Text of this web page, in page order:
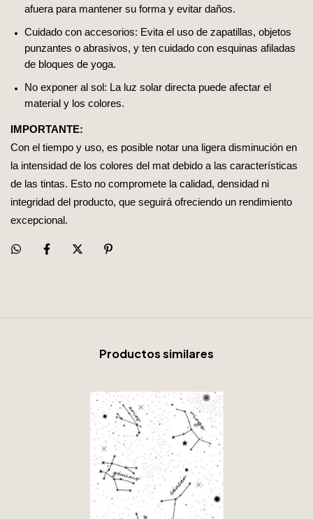
afuera para mantener su forma y evitar daños.
Cuidado con accesorios: Evita el uso de zapatillas, objetos
punzantes o abrasivos, y ten cuidado con esquinas afiladas
de bloques de yoga.
No exponer al sol: La luz solar directa puede afectar el
material y los colores.
IMPORTANTE:
Con el tiempo y uso, es posible notar una ligera disminución en
la intensidad de los colores del mat debido a las características
de las tintas. Esto no compromete la calidad, densidad ni
integridad del producto, que seguirá ofreciendo un rendimiento
excepcional.
Productos similares